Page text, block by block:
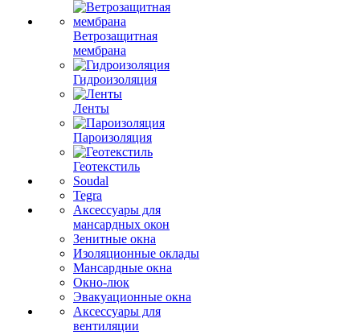
Ветрозащитная
мембрана
Гидроизоляция
Ленты
Пароизоляция
Геотекстиль
Soudal
Tegra
Аксессуары для
мансардных окон
Зенитные окна
Изоляционные оклады
Мансардные окна
Окно-люк
Эвакуационные окна
Аксессуары для
вентиляции